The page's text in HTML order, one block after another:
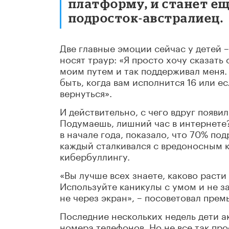
платформу, и станет
подросток-австралиец.
Две главные эмоции сейчас у
носят траур: «Я просто хочу
моим путем и так поддерживал
быть, когда вам исполнится 16 или
вернуться».
И действительно, с чего вдруг
Подумаешь, лишний час в
в начале года, показало, что 70%
каждый сталкивался с вредоносным
кибербуллингу.
«Вы лучше всех знаете, каково
Используйте каникулы с умом и не
не через экран», – посоветовал
Последние нескольких недель дети